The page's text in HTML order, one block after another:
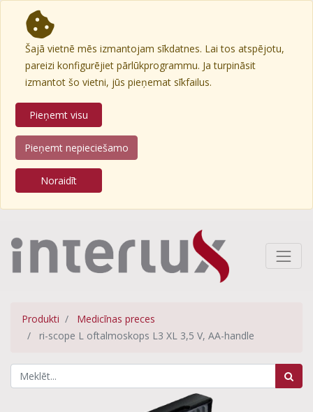
Šajā vietnē mēs izmantojam sīkdatnes. Lai tos atspējotu,
pareizi konfigurējiet pārlūkprogrammu. Ja turpināsit
izmantot šo vietni, jūs pieņemat sīkfailus.
Pieņemt visu
Pieņemt nepieciešamo
Noraidīt
Produkti
Medicīnas preces
ri-scope L oftalmoskops L3 XL 3,5 V, AA-handle